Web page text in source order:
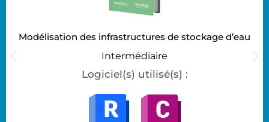
Modélisation des infrastructures de stockage d’eau
Intermédiaire
Logiciel(s) utilisé(s) :